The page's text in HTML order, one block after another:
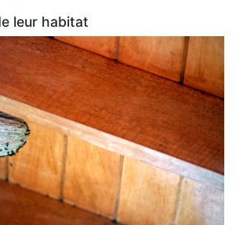
leur habitat